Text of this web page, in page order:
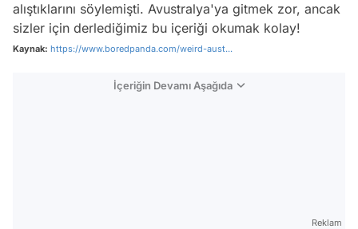
alıştıklarını söylemişti. Avustralya'ya gitmek zor, ancak
sizler için derlediğimiz bu içeriği okumak kolay!
Kaynak: https://www.boredpanda.com/weird-aust...
İçeriğin Devamı Aşağıda
Reklam